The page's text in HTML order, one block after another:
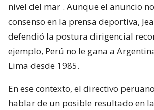
nivel del mar . Aunque el anuncio
consenso en la prensa deportiva,
defendió la postura dirigencial
ejemplo, Perú no le gana a
Lima desde 1985.
En ese contexto, el directivo
hablar de un posible resultado en